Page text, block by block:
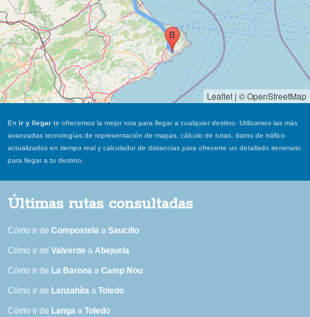
Leaflet | © OpenStreetMap
Enir y llegar te ofrecemos la mejor ruta para llegar a cualquier destino. Utilizamos las más
avanzadas tecnologías de representación de mapas, cálculo de rutas, datos de tráfico
actualizados en tiempo real y calculador de distancias para ofrecerte un detallado itenerario
para llegar a tu destino.
Últimas rutas consultadas
Cómo ir deCompostela aSaucillo
Cómo ir deValverde aAbejuela
Cómo ir de La Barona aCamp Nou
Cómo ir de Lanzahíta aToledo
Cómo ir de Langa aToledo